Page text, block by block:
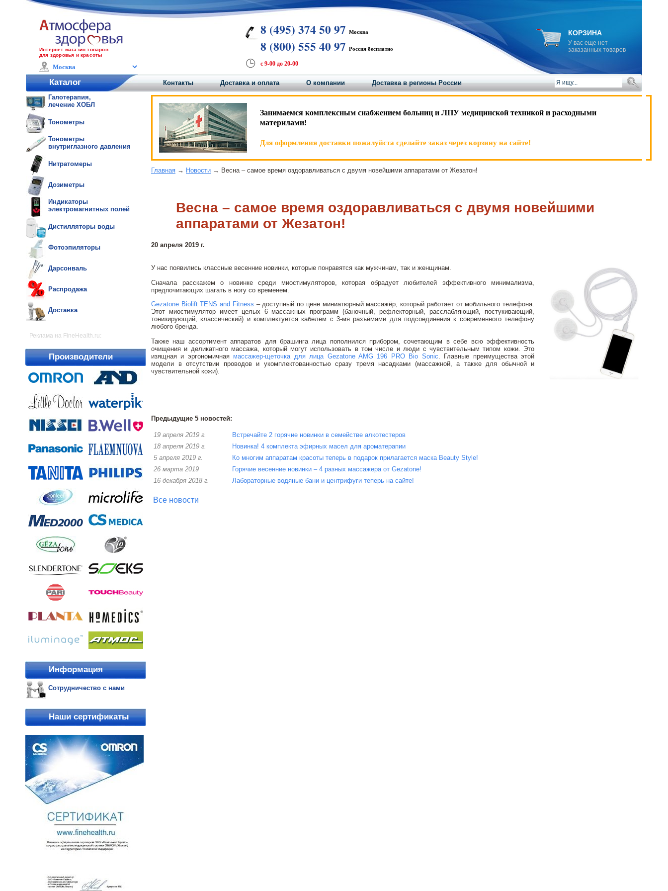
Интернет магазин товаров
для здоровья и красоты
8 (495) 374 50 97 Москва
8 (800) 555 40 97 Россия бесплатно
с 9-00 до 20-00
КОРЗИНА
У вас еще нет
заказанных товаров
Каталог Контакты Доставка и оплата О компании
Доставка в регионы России
Галотерапия,
лечение ХОБЛ
Тонометры
Тонометры
внутриглазного давления
Нитратомеры
Дозиметры
Индикаторы
электромагнитных полей
Дистилляторы воды
Фотоэпиляторы
Дарсонваль
Распродажа
Доставка
Реклама на FineHealth.ru:
Производители
Информация
Сотрудничество с нами
Наши сертификаты
Занимаемся комплексным снабжением больниц и ЛПУ медицинской техникой и расходными
материлами!
Для оформления доставки пожалуйста сделайте заказ через корзину на сайте!
Главная → Новости → Весна – самое время оздоравливаться с двумя новейшими аппаратами от Жезатон!
Весна – самое время оздоравливаться с двумя новейшими
аппаратами от Жезатон!
20 апреля 2019 г.
У нас появились классные весенние новинки, которые понравятся как мужчинам, так и женщинам.
Сначала расскажем о новинке среди миостимуляторов, которая обрадует любителей эффективного минимализма,
предпочитающих шагать в ногу со временем.
Gezatone Biolift TENS and Fitness – доступный по цене миниатюрный массажёр, который работает от мобильного телефона.
Этот миостимулятор имеет целых 6 массажных программ (баночный, рефлекторный, расслабляющий, постукивающий,
тонизирующий, классический) и комплектуется кабелем с 3-мя разъёмами для подсоединения к современного телефону
любого бренда.
Также наш ассортимент аппаратов для брашинга лица пополнился прибором, сочетающим в себе всю эффективность
очищения и деликатного массажа, который могут использовать в том числе и люди с чувствительным типом кожи. Это
изящная и эргономичная массажер-щеточка для лица Gezatone AMG 196 PRO Bio Sonic . Главные преимущества этой
модели в отсутствии проводов и укомплектованностью сразу тремя насадками (массажной, а также для обычной и
чувствительной кожи).
Предыдущие 5 новостей:
19 апреля 2019 г.
Встречайте 2 горячие новинки в семействе алкотестеров
18 апреля 2019 г.
Новинка! 4 комплекта эфирных масел для ароматерапии
5 апреля 2019 г.
Ко многим аппаратам красоты теперь в подарок прилагается маска Beauty Style!
26 марта 2019
Горячие весенние новинки – 4 разных массажера от Gezatone!
16 декабря 2018 г.
Лабораторные водяные бани и центрифуги теперь на сайте!
Все новости